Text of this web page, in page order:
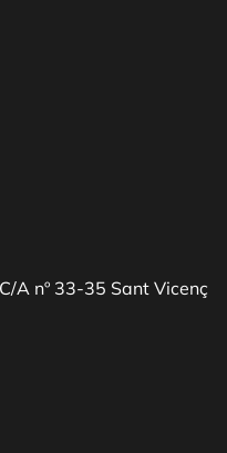
A nº 33-35 Sant Vicenç